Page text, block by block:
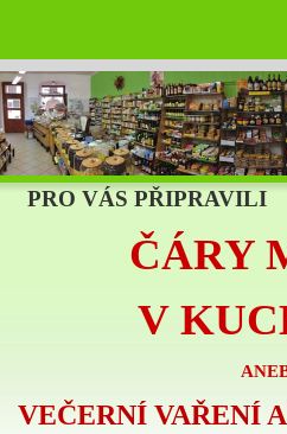
PRO VÁS PŘIPRAVILI
ČÁRY
V
VEČERNÍ VAŘENÍ